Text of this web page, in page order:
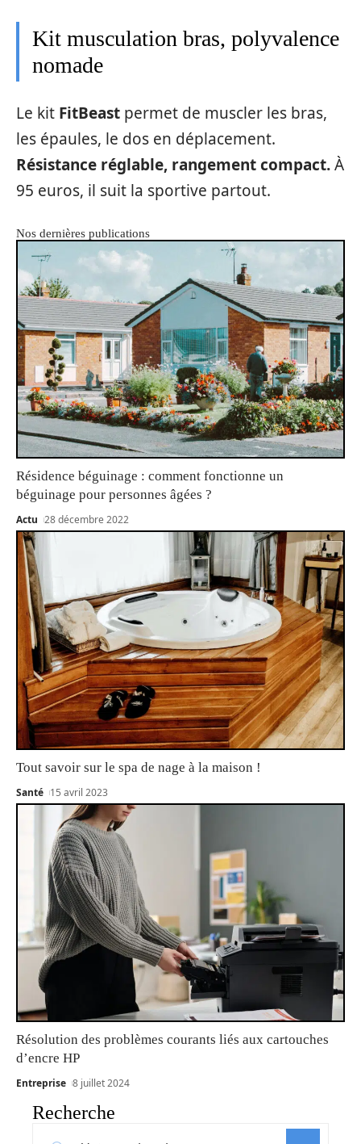
Kit musculation bras, polyvalence
nomade
Le kit FitBeast permet de muscler les bras,
les épaules, le dos en déplacement.
Résistance réglable, rangement compact.À
95 euros, il suit la sportive partout.
Nos dernières publications
Résidence béguinage : comment fonctionne un
béguinage pour personnes âgées ?
Actu 28 décembre 2022
Tout savoir sur le spa de nage à la maison !
Santé 15 avril 2023
Résolution des problèmes courants liés aux cartouches
d’encre HP
Entreprise 8 juillet 2024
Recherche